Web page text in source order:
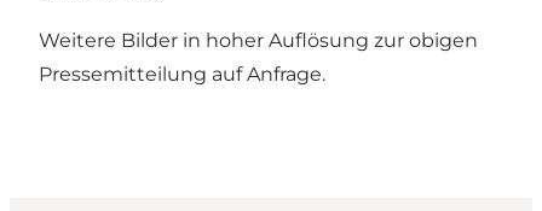
Weitere Bilder in hoher Auflösung zur obigen
Pressemitteilung auf Anfrage.